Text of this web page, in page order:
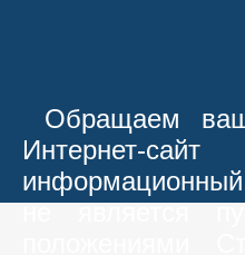
Обращаем
Интернет-
не является